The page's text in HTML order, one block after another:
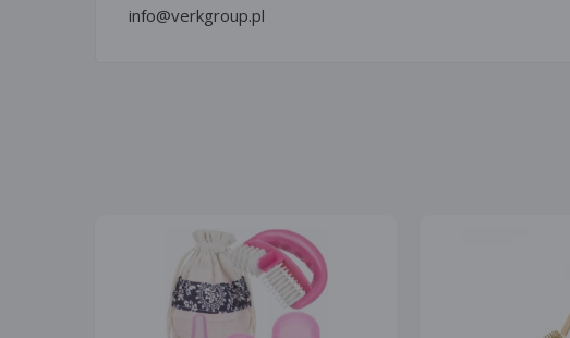
info@verkgroup.pl